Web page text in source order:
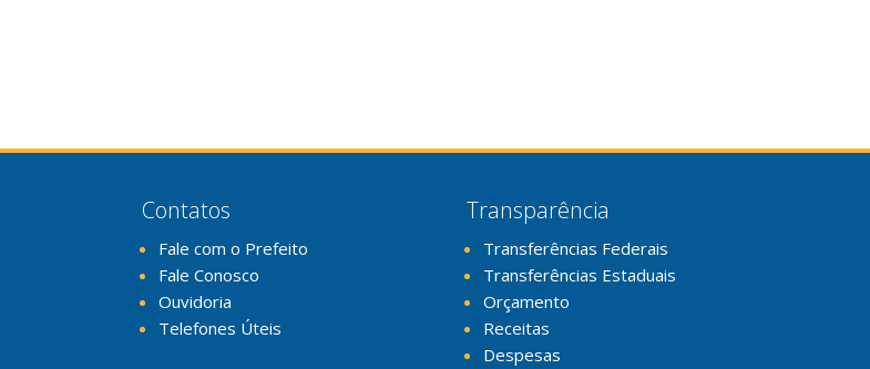
Contatos
Fale com o Prefeito
Fale Conosco
Ouvidoria
Telefones Úteis
Transparência
Transferências Federais
Transferências Estaduais
Orçamento
Receitas
Despesas